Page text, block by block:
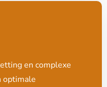
en complexe
optimale